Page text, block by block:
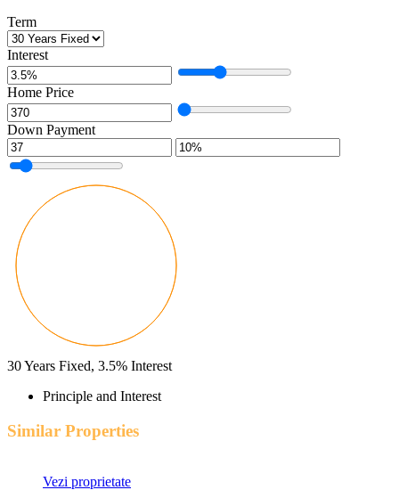
Term
Interest
Home Price
Down Payment
30Years Fixed, 3.5% Interest
Principle and Interest
Similar Properties
Vezi proprietate